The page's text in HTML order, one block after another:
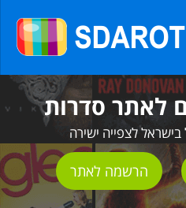
לאתר סדרות
לצפייה ישירה
הרשמה לאתר